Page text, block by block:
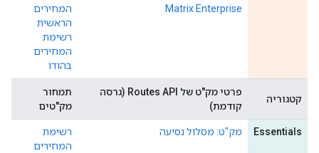
Matrix Enterprise
המחירים
הראשית
רשימת
המחירים
בהודו
קטגוריה
פרטי מק"ט של Routes API (גרסה
קודמת)
תמחור
מק"טים
Essentials מק"ט: מסלול נסיעה
רשימת
המחירים